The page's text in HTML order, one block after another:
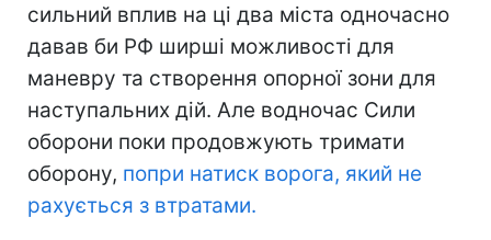
сильний вплив на ці два міста одночасно
давав би РФ ширші можливості для
маневру та створення опорної зони для
наступальних дій. Але водночас Сили
оборони поки продовжують тримати
оборону, попри натиск ворога, який не
рахується з втратами.